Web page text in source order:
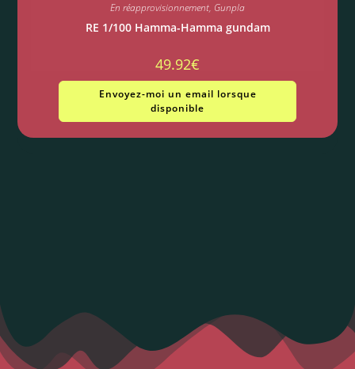
En réapprovisionnement, Gunpla
RE 1/100 Hamma-Hamma gundam
49.92€
Envoyez-moi un email lorsque
disponible